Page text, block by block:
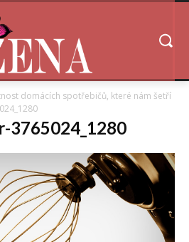
domácích spotřebičů, které nám šetří
3765024_1280